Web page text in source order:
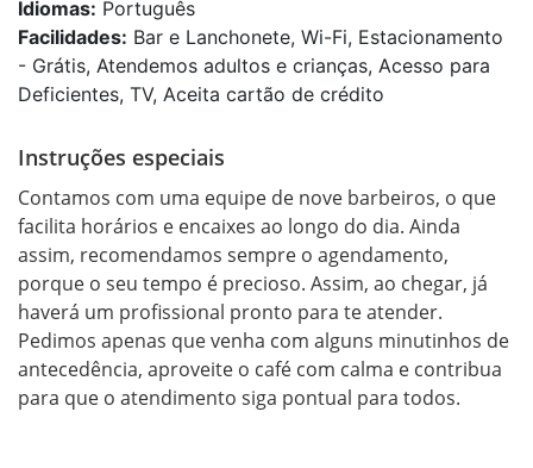
Idiomas: Português
Facilidades: Bar e Lanchonete, Wi-Fi, Estacionamento
- Grátis, Atendemos adultos e crianças, Acesso para
Deficientes, TV, Aceita cartão de crédito
Instruções especiais
Contamos com uma equipe de nove barbeiros, o que
facilita horários e encaixes ao longo do dia. Ainda
assim, recomendamos sempre o agendamento,
porque o seu tempo é precioso. Assim, ao chegar, já
haverá um profissional pronto para te atender.
Pedimos apenas que venha com alguns minutinhos de
antecedência, aproveite o café com calma e contribua
para que o atendimento siga pontual para todos.